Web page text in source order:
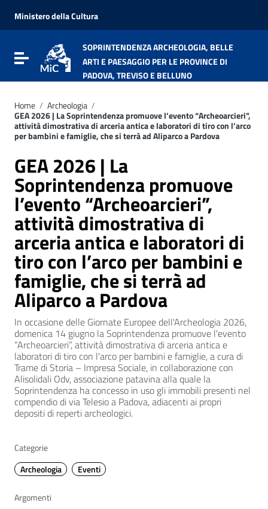
Vai al menu di navigazione
Vai al footer
Ministero della Cultura
Attiva / disattiva la navigazione
SOPRINTENDENZA ARCHEOLOGIA, BELLE
ARTI E PAESAGGIO PER LE PROVINCE DI
PADOVA, TREVISO E BELLUNO
Home / Archeologia /
GEA 2026 | La Soprintendenza promuove l’evento “Archeoarcieri”,
attività dimostrativa di arceria antica e laboratori di tiro con l’arco
per bambini e famiglie, che si terrà ad Aliparco a Pardova
GEA 2026 | La
Soprintendenza promuove
l’evento “Archeoarcieri”,
attività dimostrativa di
arceria antica e laboratori di
tiro con l’arco per bambini e
famiglie, che si terrà ad
Aliparco a Pardova
In occasione delle Giornate Europee dell'Archeologia 2026,
domenica 14 giugno la Soprintendenza promuove l'evento
“Archeoarcieri”, attività dimostrativa di arceria antica e
laboratori di tiro con l'arco per bambini e famiglie, a cura di
Trame di Storia – Impresa Sociale, in collaborazione con
Alisolidali Odv, associazione patavina alla quale la
Soprintendenza ha concesso in uso gli immobili presenti nel
compendio di via Telesio a Padova, adiacenti ai propri
depositi di reperti archeologici.
Categorie
Archeologia
Eventi
Argomenti